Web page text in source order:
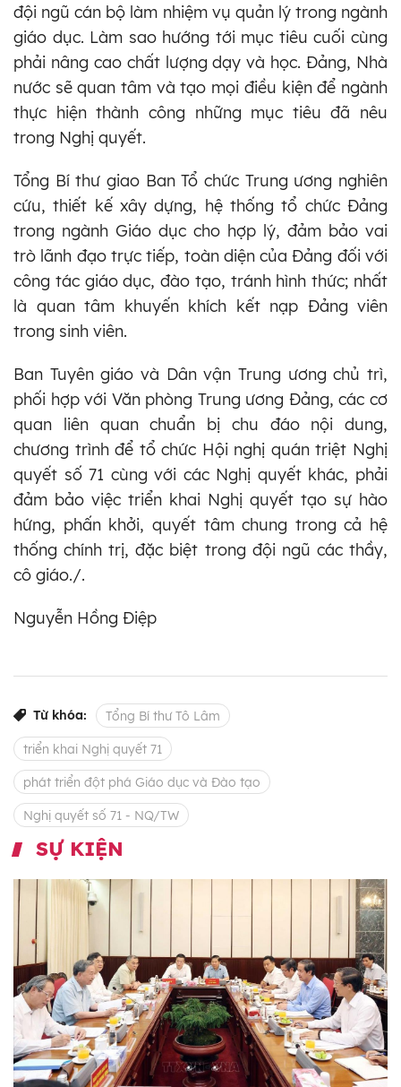
đội ngũ cán bộ làm nhiệm vụ quản lý trong ngành
giáo dục. Làm sao hướng tới mục tiêu cuối cùng
phải nâng cao chất lượng dạy và học. Đảng, Nhà
nước sẽ quan tâm và tạo mọi điều kiện để ngành
thực hiện thành công những mục tiêu đã nêu
trong Nghị quyết.
Tổng Bí thư giao Ban Tổ chức Trung ương nghiên
cứu, thiết kế xây dựng, hệ thống tổ chức Đảng
trong ngành Giáo dục cho hợp lý, đảm bảo vai
trò lãnh đạo trực tiếp, toàn diện của Đảng đối với
công tác giáo dục, đào tạo, tránh hình thức; nhất
là quan tâm khuyến khích kết nạp Đảng viên
trong sinh viên.
Ban Tuyên giáo và Dân vận Trung ương chủ trì,
phối hợp với Văn phòng Trung ương Đảng, các cơ
quan liên quan chuẩn bị chu đáo nội dung,
chương trình để tổ chức Hội nghị quán triệt Nghị
quyết số 71 cùng với các Nghị quyết khác, phải
đảm bảo việc triển khai Nghị quyết tạo sự hào
hứng, phấn khởi, quyết tâm chung trong cả hệ
thống chính trị, đặc biệt trong đội ngũ các thầy,
cô giáo./.
Nguyễn Hồng Điệp
Từ khóa: Tổng Bí thư Tô Lâm
triển khai Nghị quyết 71
phát triển đột phá Giáo dục và Đào tạo
Nghị quyết số 71 - NQ/TW
SỰ KIỆN